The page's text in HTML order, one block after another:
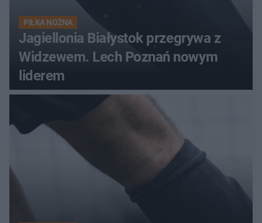
PIŁKA NOŻNA
Jagiellonia Białystok przegrywa z
Widzewem. Lech Poznań nowym
liderem